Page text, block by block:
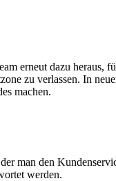
erneut dazu heraus,
zu verlassen. In
machen.
man den
werden.